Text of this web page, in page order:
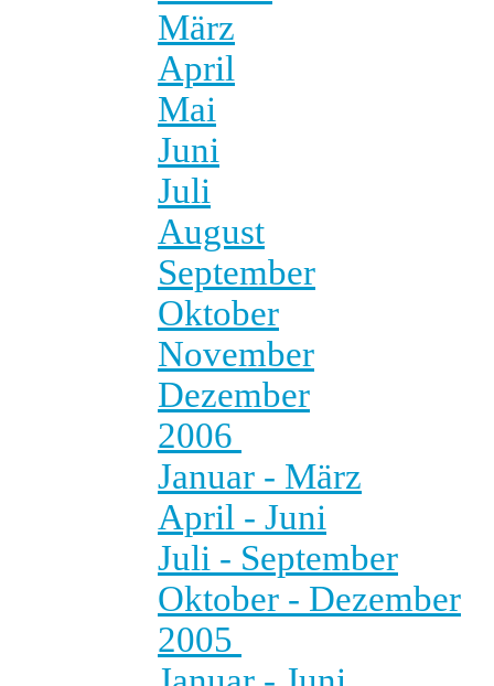
März
April
Mai
Juni
Juli
August
September
Oktober
November
Dezember
2006
Januar - März
April - Juni
Juli - September
Oktober - Dezember
2005